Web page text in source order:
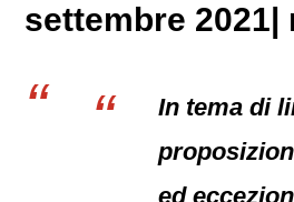
settembre 2021|
In tema di
ed